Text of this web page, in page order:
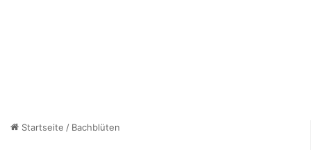
Startseite / Bachblüten